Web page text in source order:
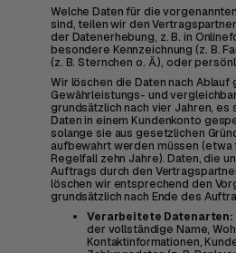
Welche Daten für die
sind, teilen wir den
der Datenerhebung, z. B. in
besondere Kennzeichnung (z. B.
(z. B. Sternchen o. Ä.), oder
Wir löschen die Daten nach
Gewährleistungs- und
grundsätzlich nach vier Jahren, es
Daten in einem Kundenkonto
solange sie aus gesetzlichen
aufbewahrt werden müssen
Regelfall zehn Jahre). Daten, die
Auftrags durch den
löschen wir entsprechend den
grundsätzlich nach Ende des
Verarbeitete Datenarten:
der vollständige Name,
Kontaktinformationen,